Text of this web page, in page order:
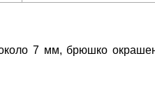
7 мм, брюшко